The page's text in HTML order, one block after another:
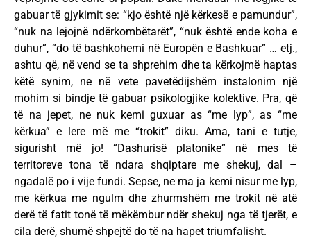
gabuar të gjykimit se: “kjo është një kërkesë e pamundur”,
“nuk na lejojnë ndërkombëtarët”, “nuk është ende koha e
duhur”, “do të bashkohemi në Europën e Bashkuar” … etj.,
ashtu që, në vend se ta shprehim dhe ta kërkojmë haptas
këtë synim, ne në vete pavetëdijshëm instalonim një
mohim si bindje të gabuar psikologjike kolektive. Pra, që
të na jepet, ne nuk kemi guxuar as “me lyp”, as “me
kërkua” e lere më me “trokit” diku. Ama, tani e tutje,
sigurisht më jo! “Dashurisë platonike” në mes të
territoreve tona të ndara shqiptare me shekuj, dal –
ngadalë po i vije fundi. Sepse, ne ma ja kemi nisur me lyp,
me kërkua me ngulm dhe zhurmshëm me trokit në atë
derë të fatit tonë të mëkëmbur ndër shekuj nga të tjerët, e
cila derë, shumë shpejtë do të na hapet triumfalisht.